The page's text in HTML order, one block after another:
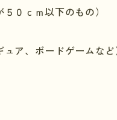
０ｃｍ以下のもの）
ア、ボードゲームなど